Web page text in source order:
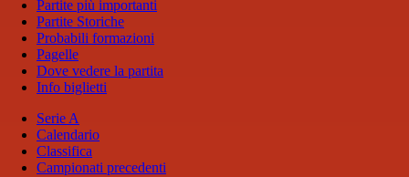
Partite più importanti
Partite Storiche
Probabili formazioni
Pagelle
Dove vedere la partita
Info biglietti
Serie A
Calendario
Classifica
Campionati precedenti